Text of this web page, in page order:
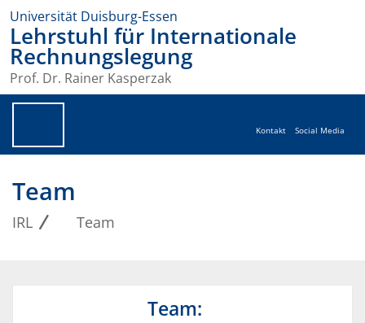
Universität Duisburg-Essen
Lehrstuhl für Internationale
Rechnungslegung
Prof. Dr. Rainer Kasperzak
Kontakt Social Media
Team
IRL Team
Team: